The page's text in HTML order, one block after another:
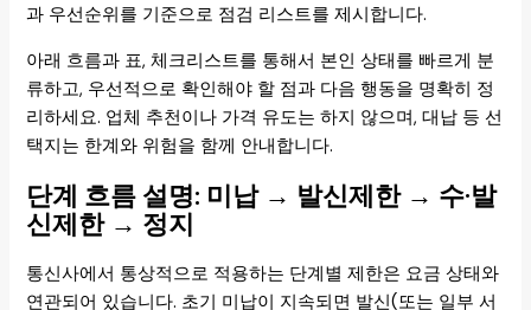
과 우선순위를 기준으로 점검 리스트를 제시합니다.
아래 흐름과 표, 체크리스트를 통해서 본인 상태를 빠르게 분
류하고, 우선적으로 확인해야 할 점과 다음 행동을 명확히 정
리하세요. 업체 추천이나 가격 유도는 하지 않으며, 대납 등 선
택지는 한계와 위험을 함께 안내합니다.
단계 흐름 설명: 미납 → 발신제한 → 수·발
신제한 → 정지
통신사에서 통상적으로 적용하는 단계별 제한은 요금 상태와
연관되어 있습니다. 초기 미납이 지속되면 발신(또는 일부 서